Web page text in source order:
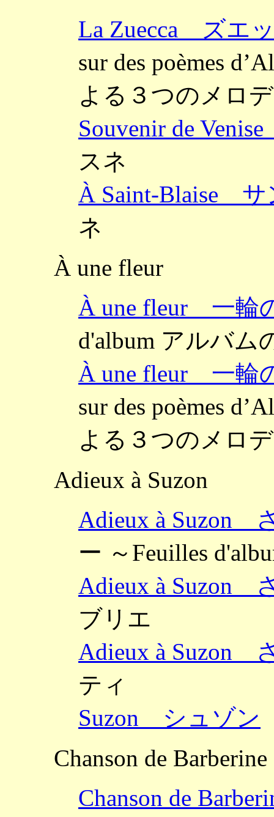
La Zuecca ズエ
sur des poèmes
よる３つのメロ
Souvenir de
スネ
À Saint-Blaise サ
ネ
À une fleur
À une fleur 一輪
d'album アルバム
À une fleur 一輪
sur des poèmes
よる３つのメロ
Adieux à Suzon
Adieux à Suzon
ー ～Feuilles
Adieux à Suzon
ブリエ
Adieux à Suzon
ティ
Suzon シュゾン
Chanson de Barberine
Chanson de